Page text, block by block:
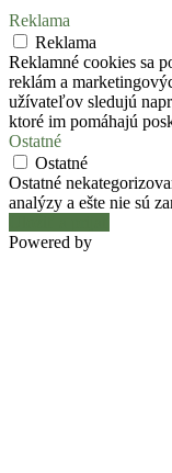
Reklama
Reklama
Reklamné cookies sa
reklám a
užívateľov sledujú
ktoré im pomáhajú
Ostatné
Ostatné
Ostatné
analýzy a ešte nie sú
Powered by